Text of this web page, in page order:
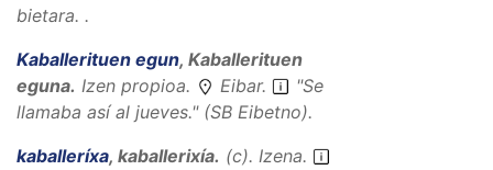
bietara. .
Kaballerituen egun, Kaballerituen
eguna. Izen propioa. Eibar.
"Se
llamaba así al jueves." (SB Eibetno).
kaballeríxa, kaballerixía. (c). Izena.